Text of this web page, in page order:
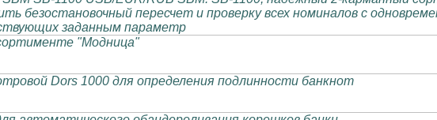
безостановочный пересчет и проверку всех номиналов с
заданным параметр
"Модница"
Dors 1000 для определения подлинности банкнот